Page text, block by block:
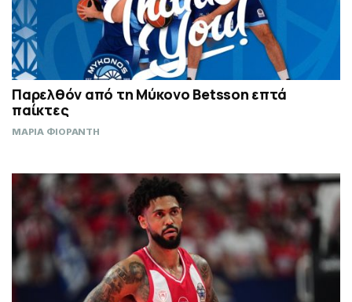
Παρελθόν από τη Μύκονο Betsson επτά
παίκτες
ΜΑΡΙΑ ΦΙΟΡΑΝΤΗ